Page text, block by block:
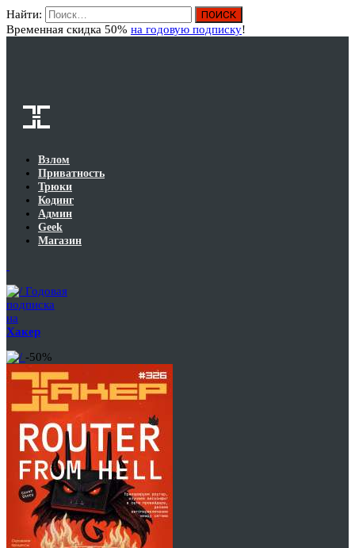
Найти:
Временная скидка 50% на годовую подписку!
Взлом
Приватность
Трюки
Кодинг
Админ
Geek
Магазин
Годовая
подписка
на
Хакер
-50%